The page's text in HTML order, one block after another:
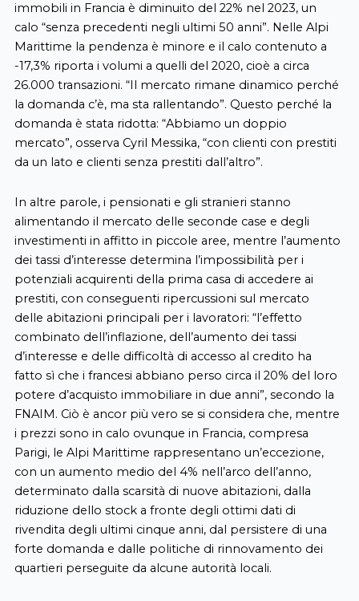
immobili in Francia è diminuito del 22% nel 2023, un
calo “senza precedenti negli ultimi 50 anni”. Nelle Alpi
Marittime la pendenza è minore e il calo contenuto a
-17,3% riporta i volumi a quelli del 2020, cioè a circa
26.000 transazioni. “Il mercato rimane dinamico perché
la domanda c’è, ma sta rallentando”. Questo perché la
domanda è stata ridotta: “Abbiamo un doppio
mercato”, osserva Cyril Messika, “con clienti con prestiti
da un lato e clienti senza prestiti dall’altro”.
In altre parole, i pensionati e gli stranieri stanno
alimentando il mercato delle seconde case e degli
investimenti in affitto in piccole aree, mentre l’aumento
dei tassi d’interesse determina l’impossibilità per i
potenziali acquirenti della prima casa di accedere ai
prestiti, con conseguenti ripercussioni sul mercato
delle abitazioni principali per i lavoratori: “l’effetto
combinato dell’inflazione, dell’aumento dei tassi
d’interesse e delle difficoltà di accesso al credito ha
fatto sì che i francesi abbiano perso circa il 20% del loro
potere d’acquisto immobiliare in due anni”, secondo la
FNAIM. Ciò è ancor più vero se si considera che, mentre
i prezzi sono in calo ovunque in Francia, compresa
Parigi, le Alpi Marittime rappresentano un’eccezione,
con un aumento medio del 4% nell’arco dell’anno,
determinato dalla scarsità di nuove abitazioni, dalla
riduzione dello stock a fronte degli ottimi dati di
rivendita degli ultimi cinque anni, dal persistere di una
forte domanda e dalle politiche di rinnovamento dei
quartieri perseguite da alcune autorità locali.